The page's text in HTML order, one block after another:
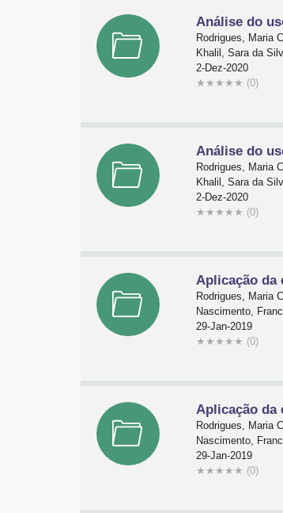
Análise do
Rodrigues, Maria
Khalil, Sara da
2-Dez-2020
★ ★ ★ ★ ★ (0)
Análise do
Rodrigues, Maria
Khalil, Sara da
2-Dez-2020
★ ★ ★ ★ ★ (0)
Aplicação da
Rodrigues, Maria
Nascimento,
29-Jan-2019
★ ★ ★ ★ ★ (0)
Aplicação da
Rodrigues, Maria
Nascimento,
29-Jan-2019
★ ★ ★ ★ ★ (0)